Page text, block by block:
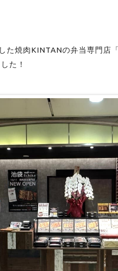
た焼肉KINTANの弁当専門店「
た！